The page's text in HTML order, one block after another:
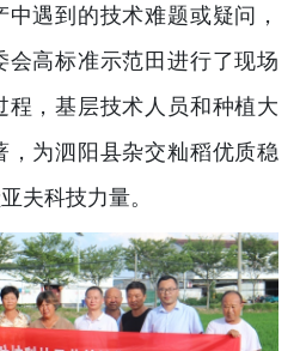
遇到的技术难题或疑问，
会高标准示范田进行了现场
程，基层技术人员和种植大
，为泗阳县杂交籼稻优质稳
夫科技力量。